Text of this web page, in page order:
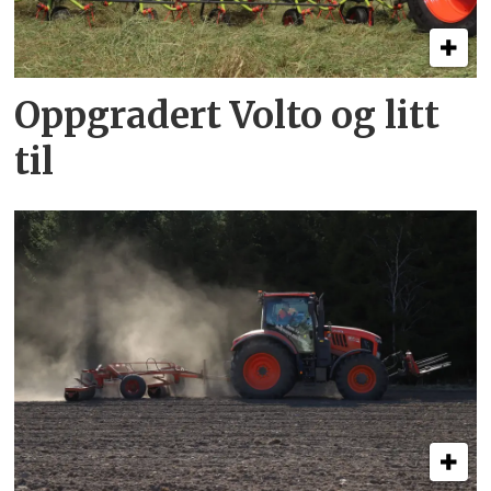
Oppgradert Volto og litt
til